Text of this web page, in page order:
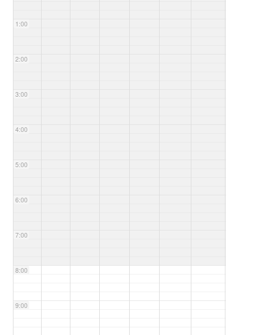
1:00
2:00
3:00
4:00
5:00
6:00
7:00
8:00
9:00